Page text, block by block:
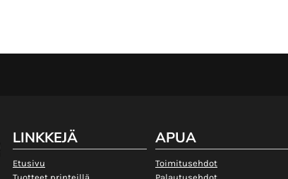
LINKKEJÄ
Etusivu
APUA
Toimitusehdot